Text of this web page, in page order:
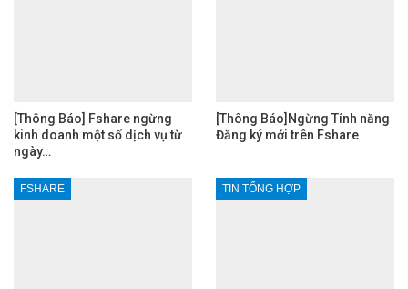
[Thông Báo] Fshare ngừng
kinh doanh một số dịch vụ từ
ngày…
[Thông Báo]Ngừng Tính năng
Đăng ký mới trên Fshare
FSHARE TIN TỔNG HỢP